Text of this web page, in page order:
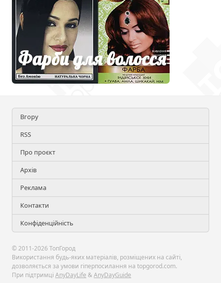
Вгору
RSS
Про проєкт
Архів
Реклама
Контакти
Конфіденційність
© 2011-2026 ТопГород
Використання будь-яких матеріалів, розміщених на сайті,
дозволяється за умови гіперпосилання на topgorod.com.
При підтримці AnyDayLife &AnyDayGuide